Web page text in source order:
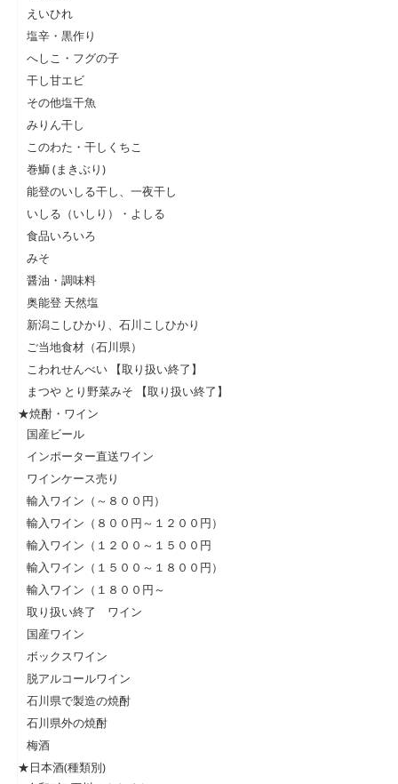
えいひれ
塩辛・黒作り
へしこ・フグの子
干し甘エビ
その他塩干魚
みりん干し
このわた・干しくちこ
巻鰤 (まきぶり)
能登のいしる干し、一夜干し
いしる（いしり）・よしる
食品いろいろ
みそ
醤油・調味料
奥能登 天然塩
新潟こしひかり、石川こしひかり
ご当地食材（石川県）
こわれせんべい 【取り扱い終了】
まつや とり野菜みそ 【取り扱い終了】
★焼酎・ワイン
国産ビール
インポーター直送ワイン
ワインケース売り
輸入ワイン（～８００円）
輸入ワイン（８００円～１２００円）
輸入ワイン（１２００～１５００円
輸入ワイン（１５００～１８００円）
輸入ワイン（１８００円～
取り扱い終了 ワイン
国産ワイン
ボックスワイン
脱アルコールワイン
石川県で製造の焼酎
石川県外の焼酎
梅酒
★日本酒(種類別)